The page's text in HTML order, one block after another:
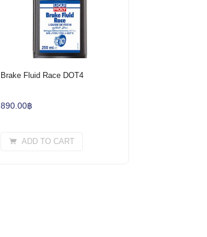
Brake Fluid Race DOT4
890.00฿
ADD TO CART